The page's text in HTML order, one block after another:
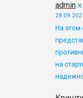
admin к
На этом
на